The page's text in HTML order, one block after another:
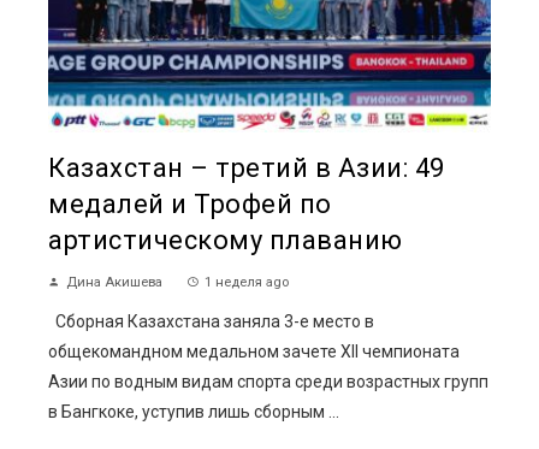
Казахстан – третий в Азии: 49
медалей и Трофей по
артистическому плаванию
Дина Акишева 1 неделя ago
Сборная Казахстана заняла 3-е место в
общекомандном медальном зачете XII чемпионата
Азии по водным видам спорта среди возрастных групп
в Бангкоке, уступив лишь сборным ...